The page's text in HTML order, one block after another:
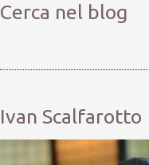
Cerca nel blog
Ivan Scalfarotto